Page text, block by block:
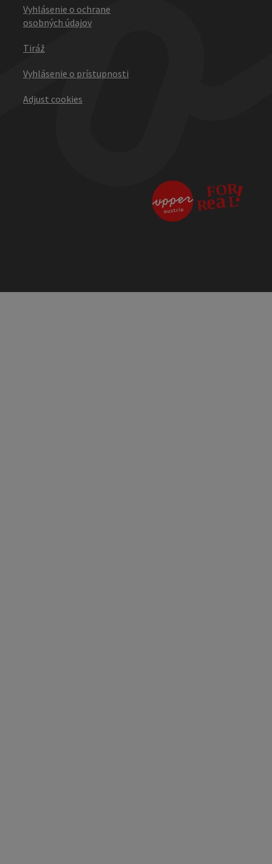
Vyhlásenie o ochrane
osobných údajov
Tiráž
Vyhlásenie o prístupnosti
Adjust cookies